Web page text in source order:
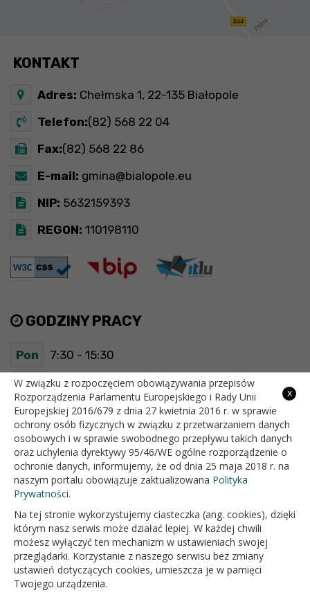
KONTAKT
Adres: Chełmska 1, 22-135 Białopole
Telefon:(82) 568 22 04
Fax:(82) 568 22 86
E-mail: gmina@bialopole.eu
NIP: 5632159393
REGON: 110198110
GODZINY PRACY
Pon 7:30 - 15:30
Wt 7:30 - 15:30
Śr 7:30 - 15:30
Czw 7:30 - 15:30
Pt 7:30 - 15:30
OFICJALNY SERWIS INTERNETOWY GMINY BIAŁOPOLE
x
W związku z rozpoczęciem obowiązywania przepisów
Rozporządzenia Parlamentu Europejskiego i Rady Unii
Europejskiej 2016/679 z dnia 27 kwietnia 2016 r. w sprawie
ochrony osób fizycznych w związku z przetwarzaniem danych
osobowych i w sprawie swobodnego przepływu takich danych
oraz uchylenia dyrektywy 95/46/WE ogólne rozporządzenie o
ochronie danych, informujemy, że od dnia 25 maja 2018 r. na
naszym portalu obowiązuje zaktualizowana Polityka
Prywatności.
Na tej stronie wykorzystujemy ciasteczka (ang. cookies), dzięki
którym nasz serwis może działać lepiej. W każdej chwili
możesz wyłączyć ten mechanizm w ustawieniach swojej
przeglądarki. Korzystanie z naszego serwisu bez zmiany
ustawień dotyczących cookies, umieszcza je w pamięci
Twojego urządzenia.